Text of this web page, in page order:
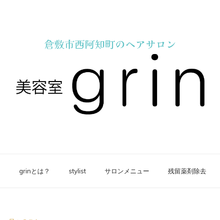
grinとは？ stylist サロンメニュー 残留薬剤除去